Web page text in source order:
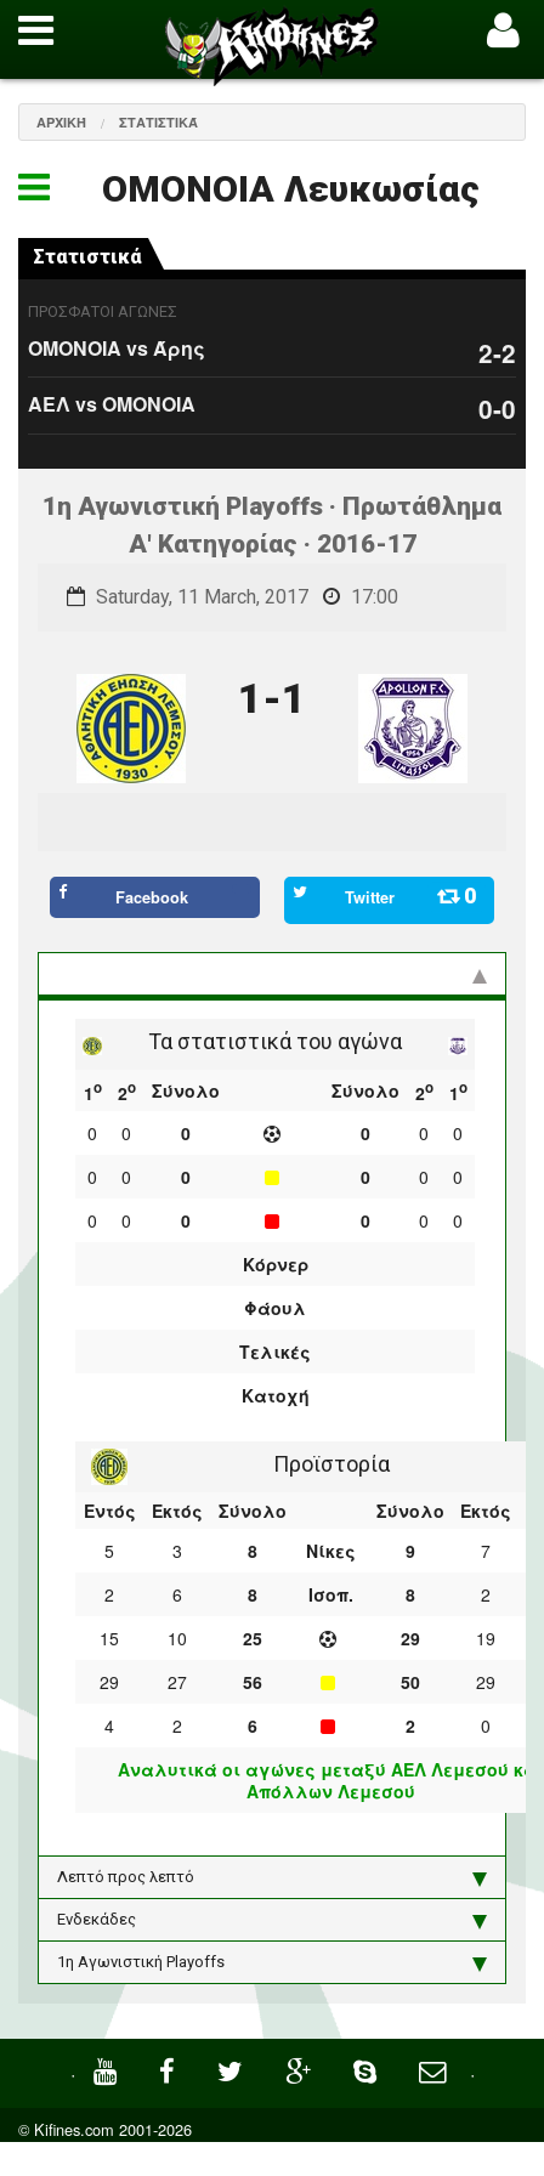
ΑΡΧΙΚΉ ΣΤΑΤΙΣΤΙΚΆ
ΟΜΟΝΟΙΑ Λευκωσίας
Στατιστικά
ΠΡΟΣΦΑΤΟΙ ΑΓΩΝΕΣ
ΟΜΟΝΟΙΑ vs Άρης 2-2
ΑΕΛ vs ΟΜΟΝΟΙΑ 0-0
1η Αγωνιστική Playoffs · Πρωτάθλημα
Α' Κατηγορίας · 2016-17
Saturday, 11 March, 2017 17:00
1-1
Facebook Twitter 0
Τα στατιστικά του αγώνα
1ο 2ο Σύνολο Σύνολο 2ο 1ο
0 0 0 0 0
0
0
0 0 0 0
0
0
0 0 0 0
0
Κόρνερ
Φάουλ
Τελικές
Κατοχή
Προϊστορία
Εντός Εκτός Σύνολο Σύνολο Εκτός
5
3 8 Νίκες 9
7
2
6 8 Ισοπ. 8
2
15
10 25 29 19
29
27 56 50 29
4
2 6 2
0
Αναλυτικά οι αγώνες μεταξύ ΑΕΛ Λεμεσού και
Απόλλων Λεμεσού
Λεπτό προς λεπτό
Ενδεκάδες
1η Αγωνιστική Playoffs
· ·
© Kifines.com 2001-2026